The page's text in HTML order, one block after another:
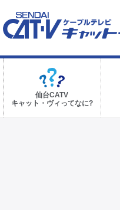
仙台CATV
キャット・ヴィってなに?